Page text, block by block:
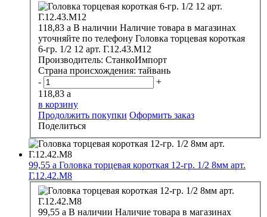
118,83 a В наличии Наличие товара в магазинах
уточняйте по телефону Головка торцевая короткая
6-гр. 1/2 12 арт. Г.12.43.М12
Производитель: СтанкоИмпорт
Страна происхождения: тайвань
-
+
118,83 a
в корзину
Продолжить покупки Оформить заказ
Поделиться
99,55 a Головка торцевая короткая 12-гр. 1/2 8мм арт.
Г.12.42.М8
99,55 a В наличии Наличие товара в магазинах